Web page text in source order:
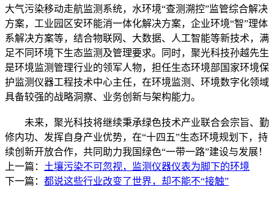
大气污染移动走航监测系统，水环境“查测溯控”监管综合解决
方案，工业园区安环能消一体化解决方案，企业环境“智”理体
系解决方案等，结合物联网、大数据、人工智能等新技术，满
足不同环境下生态监测及管理要求。同时，聚光科技孙越先生
是环境监测管理行业的领军人物，担任生态环境部国家环境保
护监测仪器工程技术中心主任，在环境监测、环境数字化领域
具备较强的战略洞察、业务创新与架构能力。
未来，聚光科技将继续秉承绿色技术产业联合会宗旨、勤
修内功、发挥自身产业优势，在“十四五”生态环境规划下，持
续创新开放合作，共同助力我国绿色“一带一路”建设与发展！
上一篇： 土壤污染不可忽视，监测仪器仪表为脚下的环境
下一篇： 都说这些行业改变了世界，却不能不“接触”